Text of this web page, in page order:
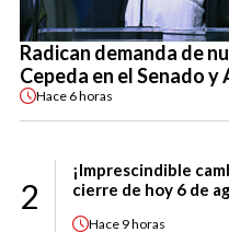
Radican demanda de
Cepeda en el Senado y
Hace 6 horas
2
¡Imprescindible
cierre de hoy 6 de
Hace 9 horas